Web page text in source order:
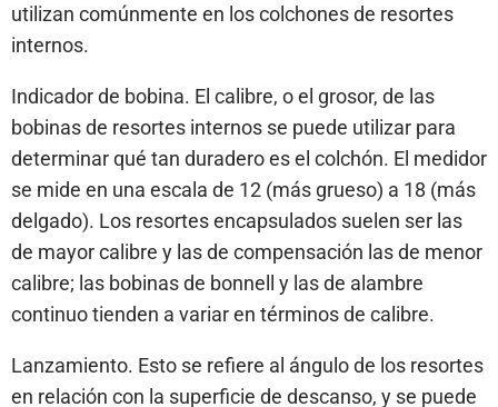
utilizan comúnmente en los colchones de resortes
internos.
Indicador de bobina. El calibre, o el grosor, de las
bobinas de resortes internos se puede utilizar para
determinar qué tan duradero es el colchón. El medidor
se mide en una escala de 12 (más grueso) a 18 (más
delgado). Los resortes encapsulados suelen ser las
de mayor calibre y las de compensación las de menor
calibre; las bobinas de bonnell y las de alambre
continuo tienden a variar en términos de calibre.
Lanzamiento. Esto se refiere al ángulo de los resortes
en relación con la superficie de descanso, y se puede